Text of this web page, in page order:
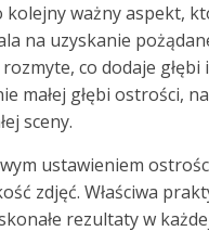
kolejny ważny aspekt,
na uzyskanie
co dodaje
małej głębi ostrości,
sceny.
ustawieniem
zdjęć. Właściwa
rezultaty w